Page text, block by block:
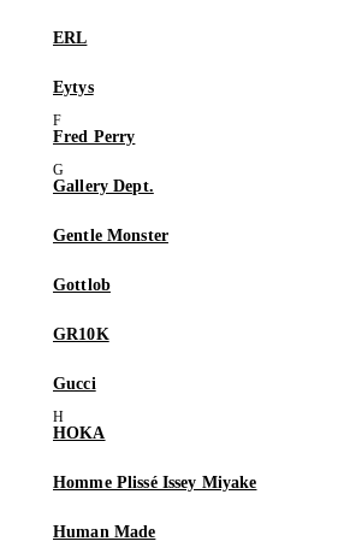
ERL
Eytys
Fred Perry
Gallery Dept.
Gentle Monster
Gottlob
GR10K
Gucci
HOKA
Homme Plissé Issey Miyake
Human Made